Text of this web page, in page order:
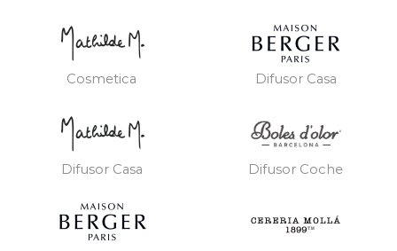
Cosmetica Difusor Casa
Difusor Casa Difusor Coche